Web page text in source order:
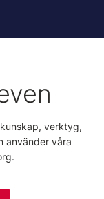
verktyg,
använder våra